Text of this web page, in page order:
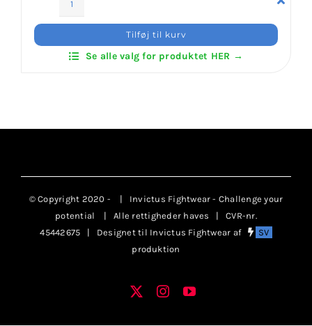
Klubaftalesider – Find din klub
Om Invictus Fightwear
Patches
antal
Tilføj til kurv
Se alle valg for produktet HER →
© Copyright 2020 -
| Invictus Fightwear - Challenge your
potential
| Alle rettigheder haves | CVR-nr.
45442675 | Designet til Invictus Fightwear af
SV
produktion
Facebook
X InstagramYouTube